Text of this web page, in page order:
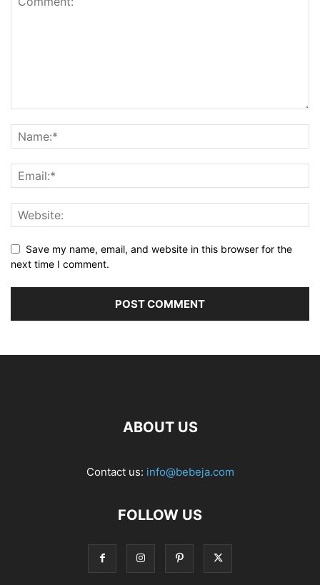
Save my name, email, and website in this browser for the
next time I comment.
ABOUT US
Contact us: info@bebeja.com
FOLLOW US